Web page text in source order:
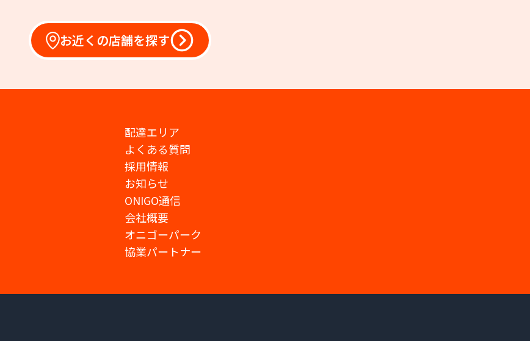
お近くの店舗を探す
配達エリア
よくある質問
採用情報
お知らせ
ONIGO通信
会社概要
オニゴーパーク
協業パートナー